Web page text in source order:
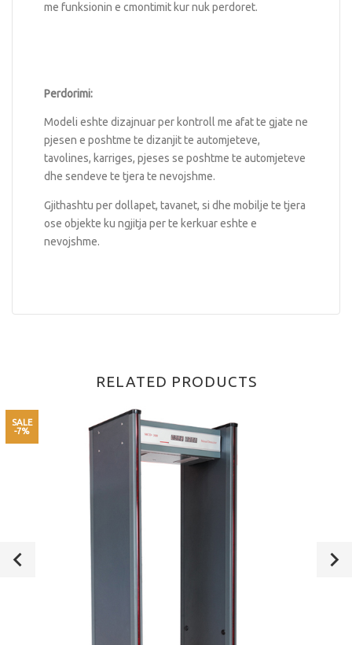
me funksionin e cmontimit kur nuk perdoret.
Perdorimi:
Modeli eshte dizajnuar per kontroll me afat te gjate ne
pjesen e poshtme te dizanjit te automjeteve,
tavolines, karriges, pjeses se poshtme te automjeteve
dhe sendeve te tjera te nevojshme.
Gjithashtu per dollapet, tavanet, si dhe mobilje te tjera
ose objekte ku ngjitja per te kerkuar eshte e
nevojshme.
RELATED PRODUCTS
SALE
-7%